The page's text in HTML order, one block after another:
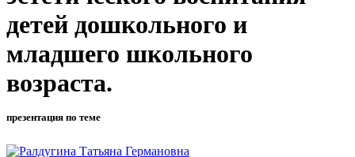
детей дошкольного и
младшего школьного
возраста.
презентация по теме